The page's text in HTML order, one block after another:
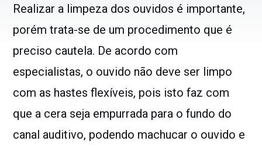
Realizar a limpeza dos ouvidos é importante,
porém trata-se de um procedimento que é
preciso cautela. De acordo com
especialistas, o ouvido não deve ser limpo
com as hastes flexíveis, pois isto faz com
que a cera seja empurrada para o fundo do
canal auditivo, podendo machucar o ouvido e